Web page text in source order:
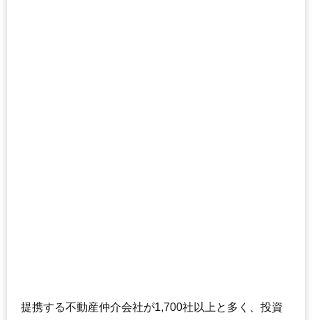
提携する不動産仲介会社が1,700社以上と多く、投資